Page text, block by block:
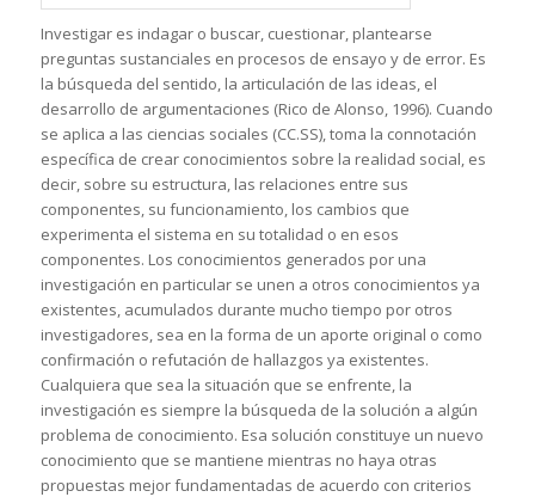
Investigar es indagar o buscar, cuestionar, plantearse
preguntas sustanciales en procesos de ensayo y de error. Es
la búsqueda del sentido, la articulación de las ideas, el
desarrollo de argumentaciones (Rico de Alonso, 1996). Cuando
se aplica a las ciencias sociales (CC.SS), toma la connotación
específica de crear conocimientos sobre la realidad social, es
decir, sobre su estructura, las relaciones entre sus
componentes, su funcionamiento, los cambios que
experimenta el sistema en su totalidad o en esos
componentes. Los conocimientos generados por una
investigación en particular se unen a otros conocimientos ya
existentes, acumulados durante mucho tiempo por otros
investigadores, sea en la forma de un aporte original o como
confirmación o refutación de hallazgos ya existentes.
Cualquiera que sea la situación que se enfrente, la
investigación es siempre la búsqueda de la solución a algún
problema de conocimiento. Esa solución constituye un nuevo
conocimiento que se mantiene mientras no haya otras
propuestas mejor fundamentadas de acuerdo con criterios